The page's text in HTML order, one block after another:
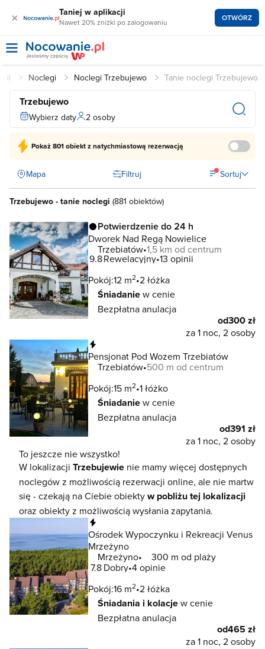
× Taniej w aplikacji
Nawet 20% zniżki po zalogowaniu OTWÓRZ
Noclegi Noclegi Trzebujewo Tanie noclegi Trzebujewo
Trzebujewo
Wybierz daty 2 osoby
Pokaż801 obiektz natychmiastową rezerwacją
Mapa Filtruj Sortuj
Trzebujewo - tanie noclegi (881 obiektów)
Potwierdzenie do 24 h
Dworek Nad Regą Nowielice
Trzebiatów 1,5 km od centrum
9.8Rewelacyjny 13 opinii
Pokój:12 m2 2 łóżka
Śniadaniew cenie
Bezpłatna anulacja
od300 zł
za 1 noc, 2 osoby
Pensjonat Pod Wozem Trzebiatów
Trzebiatów 500 m od centrum
Pokój:15 m2 1 łóżko
Śniadaniew cenie
Bezpłatna anulacja
od391 zł
za 1 noc, 2 osoby
To jeszcze nie wszystko!
W lokalizacji Trzebujewie nie mamy więcej dostępnych
noclegów z możliwością rezerwacji online, ale nie martw
się - czekają na Ciebie obiektyw pobliżu tej lokalizacji
oraz obiekty z możliwością wysłania zapytania.
Ośrodek Wypoczynku i Rekreacji Venus
Mrzeżyno
Mrzeżyno
300 m od plaży
7.8 Dobry 4 opinie
Pokój:16 m2 2 łóżka
Śniadania i kolacjew cenie
Bezpłatna anulacja
od465 zł
za 1 noc, 2 osoby